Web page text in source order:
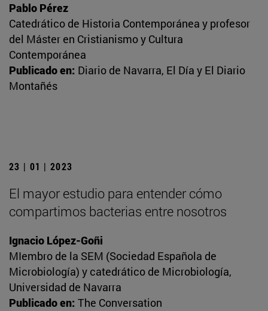
Pablo Pérez
Catedrático de Historia Contemporánea y profesor
del Máster en Cristianismo y Cultura
Contemporánea
Publicado en: Diario de Navarra, El Día y El Diario
Montañés
23 | 01 | 2023
El mayor estudio para entender cómo
compartimos bacterias entre nosotros
Ignacio López-Goñi
MIembro de la SEM (Sociedad Española de
Microbiología) y catedrático de Microbiología,
Universidad de Navarra
Publicado en: The Conversation